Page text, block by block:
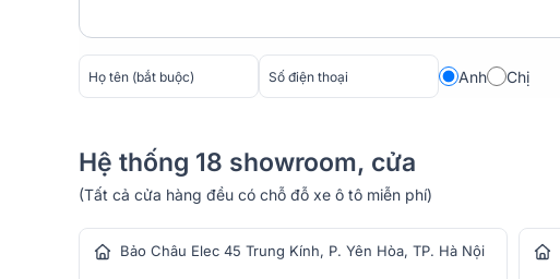
Anh Chị
Hệ thống 18 showroom, cửa
hàng âm thanh
(Tất cả cửa hàng đều có chỗ đỗ xe ô tô miễn phí)
Bảo Châu Elec 45 Trung Kính, P. Yên Hòa, TP. Hà Nội